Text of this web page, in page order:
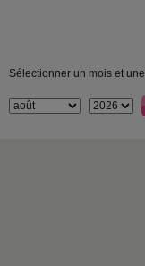
Sélectionner un mois et